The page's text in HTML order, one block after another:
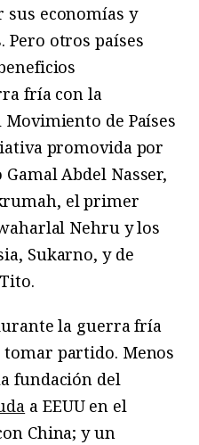
economías y
Pero otros países
fría con la
Movimiento de Países
promovida por
Abdel Nasser,
el primer
Nehru y los
Sukarno, y de
la guerra fría
partido. Menos
fundación del
a EEUU en el
China; y un